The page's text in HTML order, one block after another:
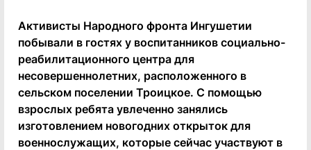
Активисты Народного фронта Ингушетии
побывали в гостях у воспитанников социально-
реабилитационного центра для
несовершеннолетних, расположенного в
сельском поселении Троицкое. С помощью
взрослых ребята увлеченно занялись
изготовлением новогодних открыток для
военнослужащих, которые сейчас участвуют в